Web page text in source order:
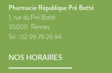
Pharmacie République Pré Botté
1, rue du Pré Botté
35000 Rennes
Tel : 02 99 79 26 94
NOS HORAIRES